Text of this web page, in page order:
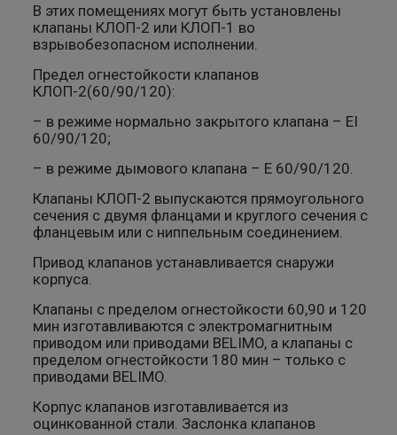
В этих помещениях могут быть установлены
клапаны КЛОП-2 или КЛОП-1 во
взрывобезопасном исполнении.
Предел огнестойкости клапанов
КЛОП-2(60/90/120):
– в режиме нормально закрытого клапана – EI
60/90/120;
– в режиме дымового клапана – E 60/90/120.
Клапаны КЛОП-2 выпускаются прямоугольного
сечения с двумя фланцами и круглого сечения с
фланцевым или с ниппельным соединением.
Привод клапанов устанавливается снаружи
корпуса.
Клапаны с пределом огнестойкости 60,90 и 120
мин изготавливаются с электромагнитным
приводом или приводами BELIMO, а клапаны с
пределом огнестойкости 180 мин – только с
приводами BELIMO.
Корпус клапанов изготавливается из
оцинкованной стали. Заслонка клапанов